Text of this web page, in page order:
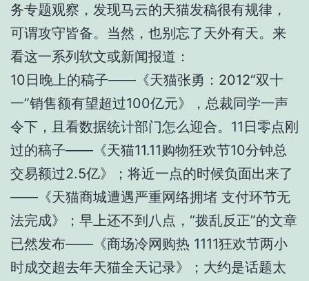
务专题观察，发现马云的天猫发稿很有规律，
可谓攻守皆备。当然，也别忘了天外有天。来
看这一系列软文或新闻报道：
10日晚上的稿子——《天猫张勇：2012“双十
一”销售额有望超过100亿元》，总裁同学一声
令下，且看数据统计部门怎么迎合。11日零点刚
过的稿子——《天猫11.11购物狂欢节10分钟总
交易额过2.5亿》；将近一点的时候负面出来了
——《天猫商城遭遇严重网络拥堵 支付环节无
法完成》；早上还不到八点，“拨乱反正”的文章
已然发布——《商场冷网购热 1111狂欢节两小
时成交超去年天猫全天记录》；大约是话题太